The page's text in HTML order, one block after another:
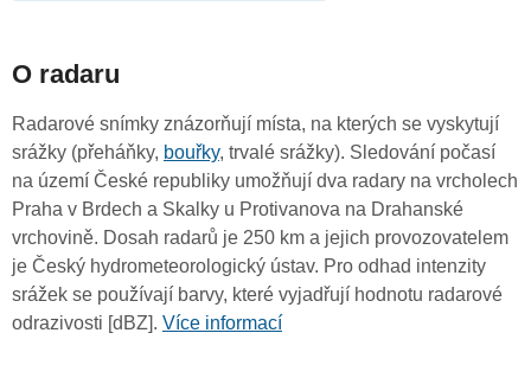
O radaru
Radarové snímky znázorňují místa, na kterých se vyskytují
srážky (přeháňky, bouřky, trvalé srážky). Sledování počasí
na území České republiky umožňují dva radary na vrcholech
Praha v Brdech a Skalky u Protivanova na Drahanské
vrchovině. Dosah radarů je 250 km a jejich provozovatelem
je Český hydrometeorologický ústav. Pro odhad intenzity
srážek se používají barvy, které vyjadřují hodnotu radarové
odrazivosti [dBZ]. Více informací